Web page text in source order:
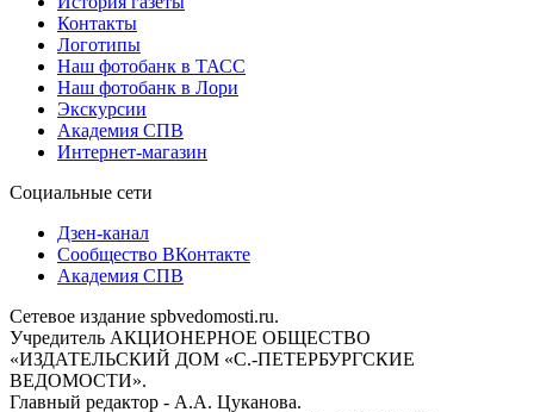
Контакты
Логотипы
Наш фотобанк в ТАСС
Наш фотобанк в Лори
Экскурсии
Академия СПВ
Интернет-магазин
Социальные сети
Дзен-канал
Сообщество ВКонтакте
Академия СПВ
Сетевое издание spbvedomosti.ru.
Учредитель АКЦИОНЕРНОЕ ОБЩЕСТВО
«ИЗДАТЕЛЬСКИЙ ДОМ «С.-ПЕТЕРБУРГСКИЕ
ВЕДОМОСТИ».
Главный редактор - А.А. Цуканова.